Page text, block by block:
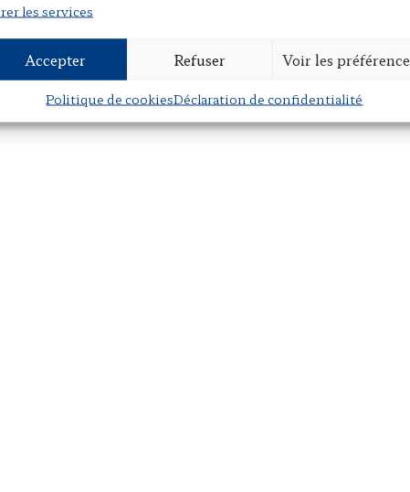
les services
Accepter Refuser Voir les
Politique de cookiesDéclaration de confidentialité